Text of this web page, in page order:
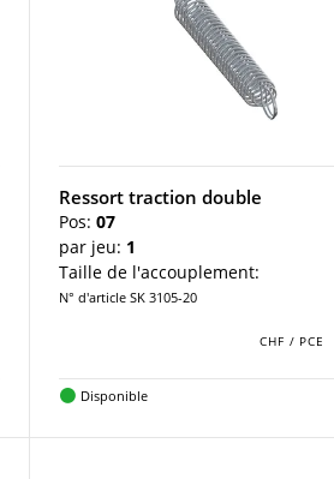
Ressort traction double
Pos: 07
par jeu: 1
Taille de l'accouplement:
N° d'article SK 3105-20
Disponible